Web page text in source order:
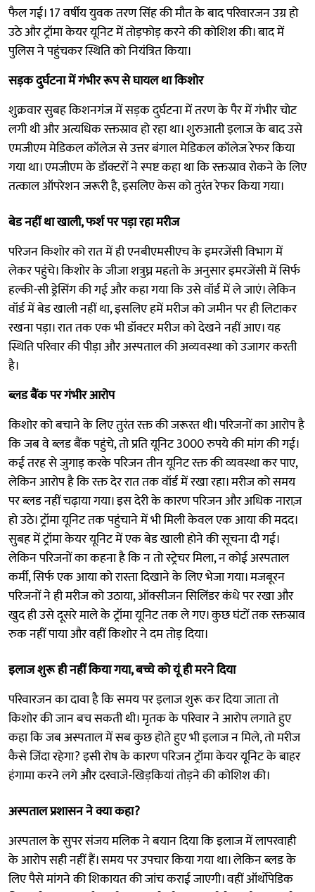
फैल गई। 17 वर्षीय युवक तरण सिंह की मौत के बाद परिवारजन उग्र हो
उठे और ट्रॉमा केयर यूनिट में तोड़फोड़ करने की कोशिश की। बाद में
पुलिस ने पहुंचकर स्थिति को नियंत्रित किया।
सड़क दुर्घटना में गंभीर रूप से घायल था किशोर
शुक्रवार सुबह किशनगंज में सड़क दुर्घटना में तरण के पैर में गंभीर चोट
लगी थी और अत्यधिक रक्तस्राव हो रहा था। शुरुआती इलाज के बाद उसे
एमजीएम मेडिकल कॉलेज से उत्तर बंगाल मेडिकल कॉलेज रेफर किया
गया था। एमजीएम के डॉक्टरों ने स्पष्ट कहा था कि रक्तस्राव रोकने के लिए
तत्काल ऑपरेशन जरूरी है, इसलिए केस को तुरंत रेफर किया गया।
बेड नहीं था खाली, फर्श पर पड़ा रहा मरीज
परिजन किशोर को रात में ही एनबीएमसीएच के इमरजेंसी विभाग में
लेकर पहुंचे। किशोर के जीजा शत्रुघ्न महतो के अनुसार इमरजेंसी में सिर्फ
हल्की-सी ड्रेसिंग की गई और कहा गया कि उसे वॉर्ड में ले जाएं। लेकिन
वॉर्ड में बेड खाली नहीं था, इसलिए हमें मरीज को जमीन पर ही लिटाकर
रखना पड़ा। रात तक एक भी डॉक्टर मरीज को देखने नहीं आए। यह
स्थिति परिवार की पीड़ा और अस्पताल की अव्यवस्था को उजागर करती
है।
ब्लड बैंक पर गंभीर आरोप
किशोर को बचाने के लिए तुरंत रक्त की जरूरत थी। परिजनों का आरोप है
कि जब वे ब्लड बैंक पहुंचे, तो प्रति यूनिट 3000 रुपये की मांग की गई।
कई तरह से जुगाड़ करके परिजन तीन यूनिट रक्त की व्यवस्था कर पाए,
लेकिन आरोप है कि रक्त देर रात तक वॉर्ड में रखा रहा। मरीज को समय
पर ब्लड नहीं चढ़ाया गया। इस देरी के कारण परिजन और अधिक नाराज़
हो उठे। ट्रॉमा यूनिट तक पहुंचाने में भी मिली केवल एक आया की मदद।
सुबह में ट्रॉमा केयर यूनिट में एक बेड खाली होने की सूचना दी गई।
लेकिन परिजनों का कहना है कि न तो स्ट्रेचर मिला, न कोई अस्पताल
कर्मी, सिर्फ एक आया को रास्ता दिखाने के लिए भेजा गया। मजबूरन
परिजनों ने ही मरीज को उठाया, ऑक्सीजन सिलिंडर कंधे पर रखा और
खुद ही उसे दूसरे माले के ट्रॉमा यूनिट तक ले गए। कुछ घंटों तक रक्तस्राव
रुक नहीं पाया और वहीं किशोर ने दम तोड़ दिया।
इलाज शुरू ही नहीं किया गया, बच्चे को यूं ही मरने दिया
परिवारजन का दावा है कि समय पर इलाज शुरू कर दिया जाता तो
किशोर की जान बच सकती थी। मृतक के परिवार ने आरोप लगाते हुए
कहा कि जब अस्पताल में सब कुछ होते हुए भी इलाज न मिले, तो मरीज
कैसे जिंदा रहेगा? इसी रोष के कारण परिजन ट्रॉमा केयर यूनिट के बाहर
हंगामा करने लगे और दरवाजे-खिड़कियां तोड़ने की कोशिश की।
अस्पताल प्रशासन ने क्या कहा?
अस्पताल के सुपर संजय मलिक ने बयान दिया कि इलाज में लापरवाही
के आरोप सही नहीं हैं। समय पर उपचार किया गया था। लेकिन ब्लड के
लिए पैसे मांगने की शिकायत की जांच कराई जाएगी। वहीं ऑर्थोपेडिक